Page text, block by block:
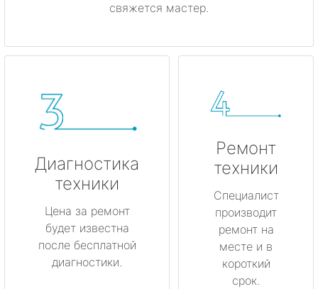
свяжется мастер.
Диагностика
техники
Цена за ремонт
будет известна
после бесплатной
диагностики.
Ремонт
техники
Специалист
производит
ремонт на
месте и в
короткий
срок.